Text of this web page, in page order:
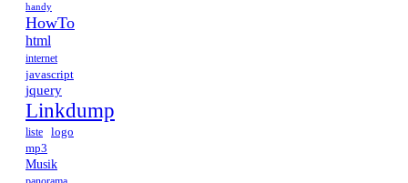
handy
HowTo
html
internet
javascript
jquery
Linkdump
liste
logo
mp3
Musik